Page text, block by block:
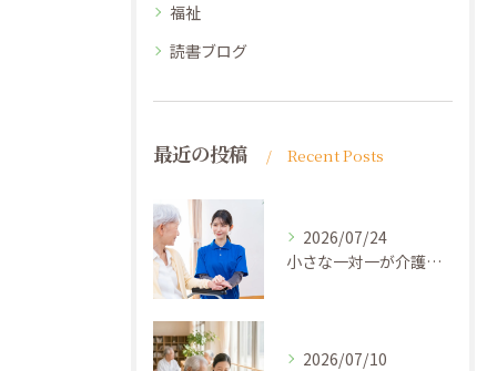
福祉
読書ブログ
最近の投稿 Recent Posts
2026/07/24
小さな一対一が介護を変える ─ 「ひとりの人間」として向き合う力
2026/07/10